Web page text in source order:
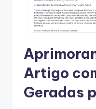
Artigo
Geradas